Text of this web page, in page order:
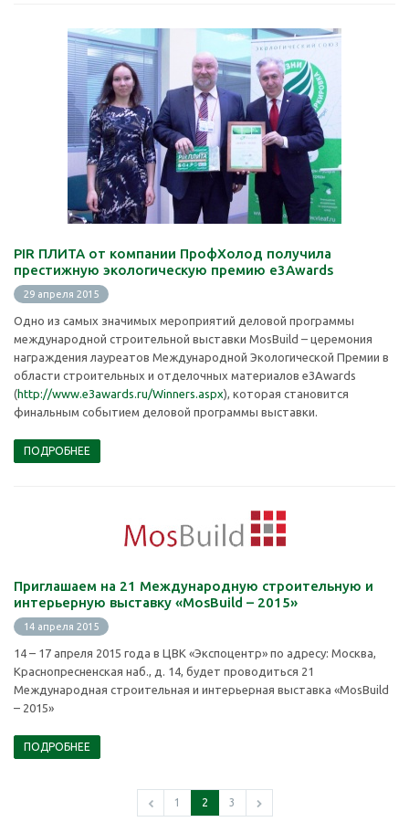
PIR ПЛИТА от компании ПрофХолод получила
престижную экологическую премию e3Awards
29 апреля 2015
Одно из самых значимых мероприятий деловой программы
международной строительной выставки MosBuild – церемония
награждения лауреатов Международной Экологической Премии в
области строительных и отделочных материалов e3Awards
(http://www.e3awards.ru/Winners.aspx), которая становится
финальным событием деловой программы выставки.
ПОДРОБНЕЕ
Приглашаем на 21 Международную строительную и
интерьерную выставку «MosBuild – 2015»
14 апреля 2015
14 – 17 апреля 2015 года в ЦВК «Экспоцентр» по адресу: Москва,
Краснопресненская наб., д. 14, будет проводиться 21
Международная строительная и интерьерная выставка «MosBuild
– 2015»
ПОДРОБНЕЕ
1 2 3